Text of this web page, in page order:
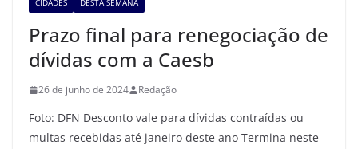
CIDADES DESTA SEMANA
Prazo final para renegociação de
dívidas com a Caesb
26 de junho de 2024 Redação
Foto: DFN Desconto vale para dívidas contraídas ou
multas recebidas até janeiro deste ano Termina neste